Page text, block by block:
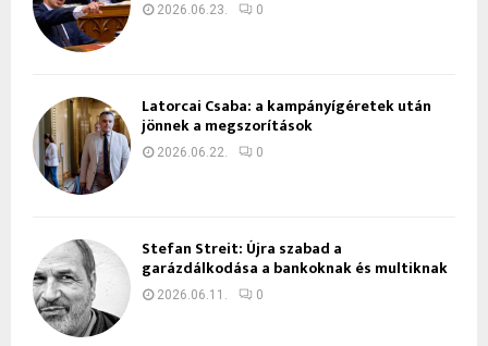
2026.06.23. 0
Latorcai Csaba: a kampányígéretek után
jönnek a megszorítások
2026.06.22. 0
Stefan Streit: Újra szabad a
garázdálkodása a bankoknak és multiknak
2026.06.11. 0